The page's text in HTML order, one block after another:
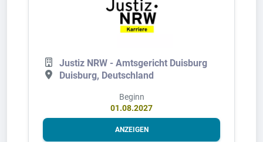
Justiz NRW - Amtsgericht Duisburg
Duisburg, Deutschland
Beginn
01.08.2027
ANZEIGEN